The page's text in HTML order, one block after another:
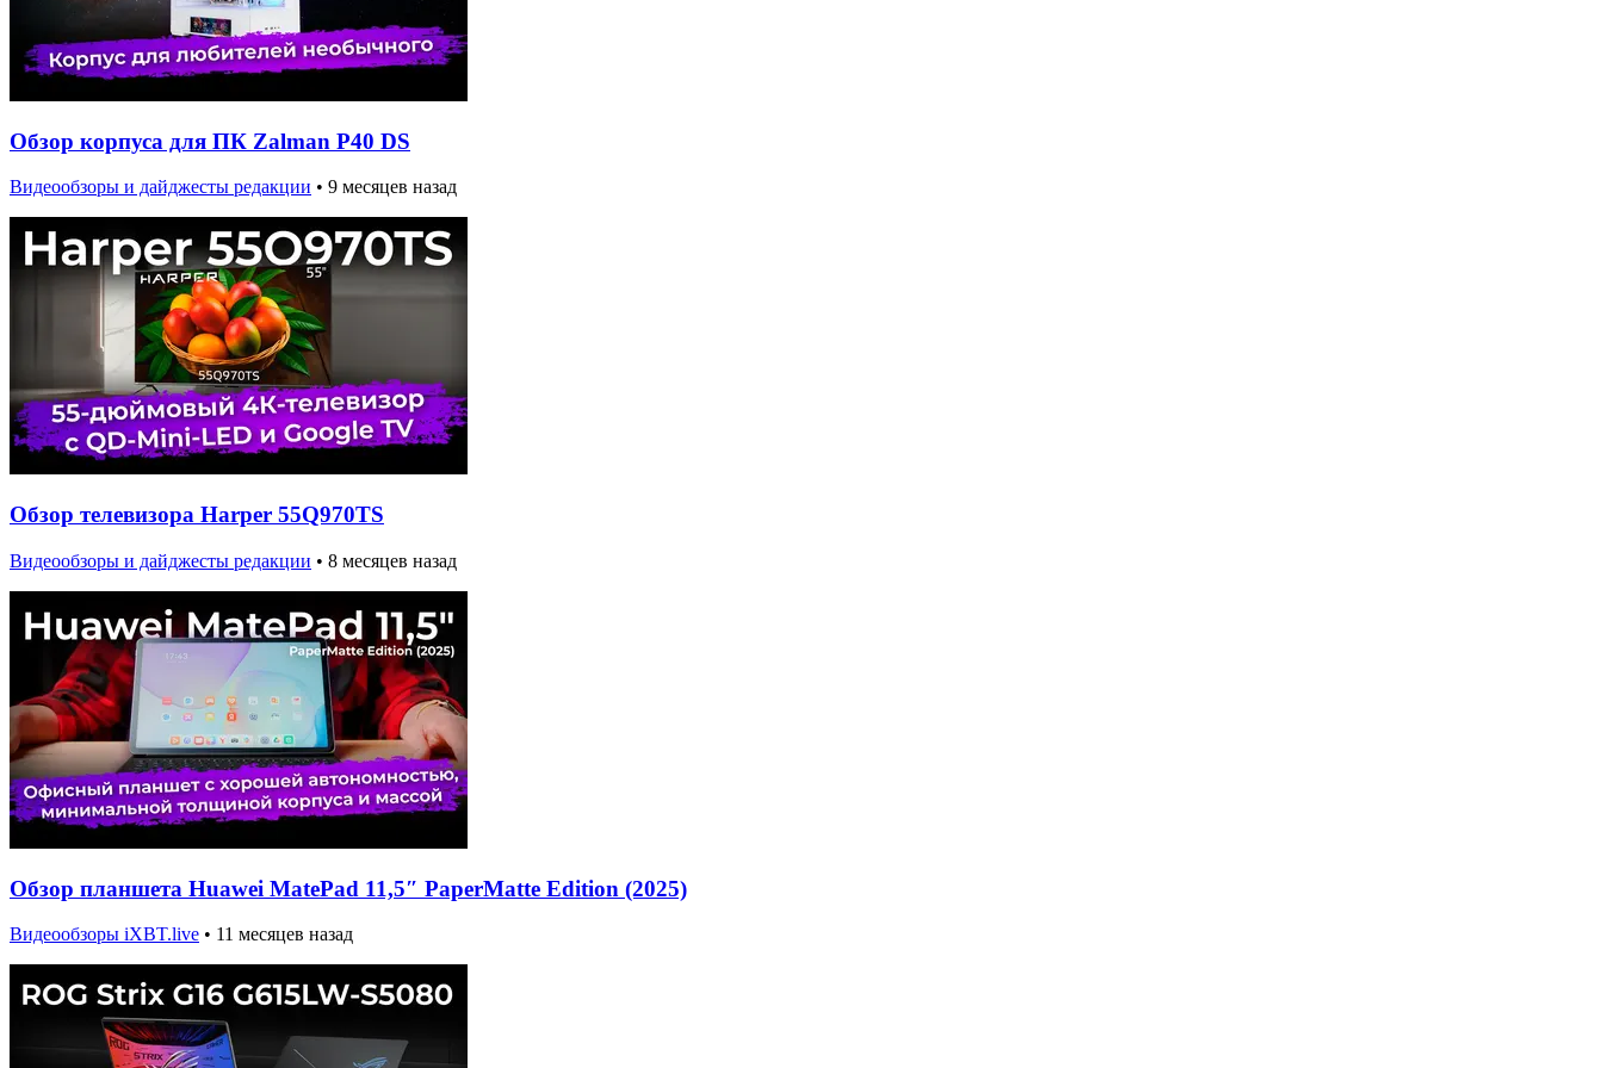
Обзор корпуса для ПК Zalman P40 DS
Видеообзоры и дайджесты редакции • 9 месяцев назад
Обзор телевизора Harper 55Q970TS
Видеообзоры и дайджесты редакции • 8 месяцев назад
Обзор планшета Huawei MatePad 11,5″ PaperMatte Edition (2025)
Видеообзоры iXBT.live • 11 месяцев назад